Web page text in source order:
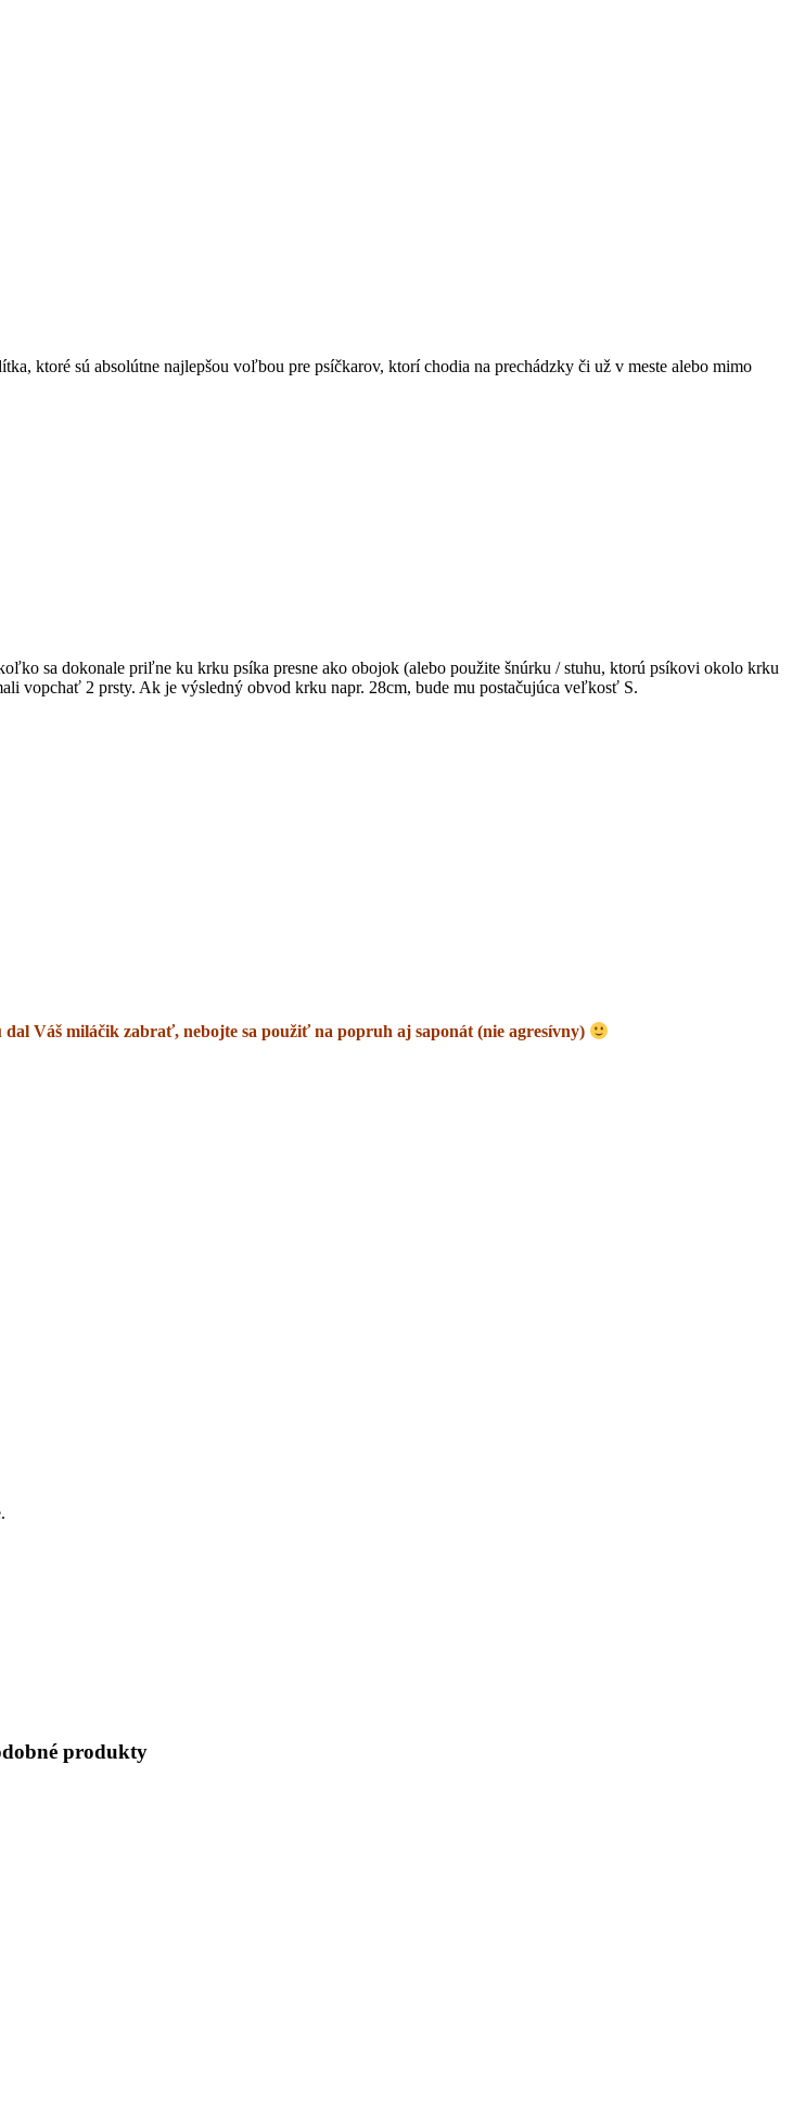
ktoré sú absolútne najlepšou voľbou pre psíčkarov, ktorí chodia na prechádzky či už v meste alebo mimo
sa dokonale priľne ku krku psíka presne ako obojok (alebo použite šnúrku / stuhu, ktorú psíkovi okolo krku
vopchať 2 prsty. Ak je výsledný obvod krku napr. 28cm, bude mu postačujúca veľkosť S.
Váš miláčik zabrať, nebojte sa použiť na popruh aj saponát (nie agresívny)
produkty